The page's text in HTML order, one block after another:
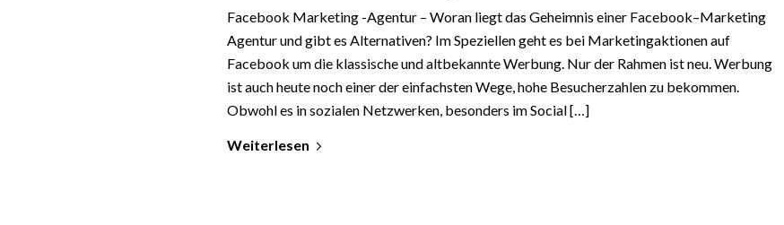
Facebook Marketing -Agentur – Woran liegt das Geheimnis einer Facebook–Marketing
Agentur und gibt es Alternativen? Im Speziellen geht es bei Marketingaktionen auf
Facebook um die klassische und altbekannte Werbung. Nur der Rahmen ist neu. Werbung
ist auch heute noch einer der einfachsten Wege, hohe Besucherzahlen zu bekommen.
Obwohl es in sozialen Netzwerken, besonders im Social […]
Weiterlesen